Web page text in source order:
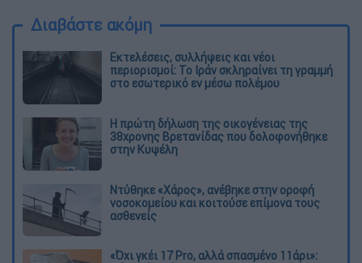
Διαβάστε ακόμη
Εκτελέσεις, συλλήψεις και νέοι
περιορισμοί: Το Ιράν σκληραίνει τη γραμμή
στο εσωτερικό εν μέσω πολέμου
Η πρώτη δήλωση της οικογένειας της
38χρονης Βρετανίδας που δολοφονήθηκε
στην Κυψέλη
Ντύθηκε «Χάρος», ανέβηκε στην οροφή
νοσοκομείου και κοιτούσε επίμονα τους
ασθενείς
«Όχι γκέι 17 Pro, αλλά σπασμένο 11άρι»: